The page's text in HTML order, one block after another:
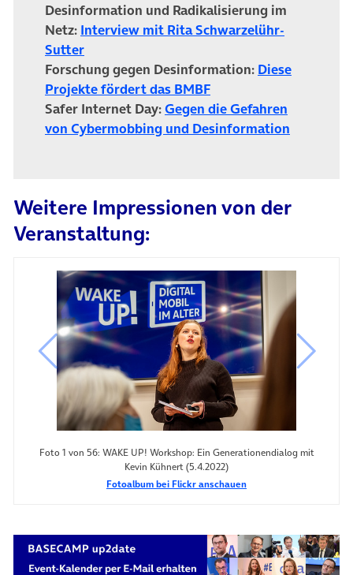
Desinformation und Radikalisierung im
Netz: Interview mit Rita Schwarzelühr-
Sutter(öffnet in neuem Tab)
Forschung gegen Desinformation: Diese
Projekte fördert das BMBF(öffnet in neuem Tab)
Safer Internet Day:Gegen die Gefahren
von Cybermobbing und Desinformation
Weitere Impressionen von der
Veranstaltung:
Foto 1 von 56: WAKE UP! Workshop: Ein Generationendialog mit
Kevin Kühnert (5.4.2022)
vorheriges Bild
Fotoalbum bei Flickr anschauen